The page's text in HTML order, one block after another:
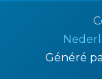
Généré